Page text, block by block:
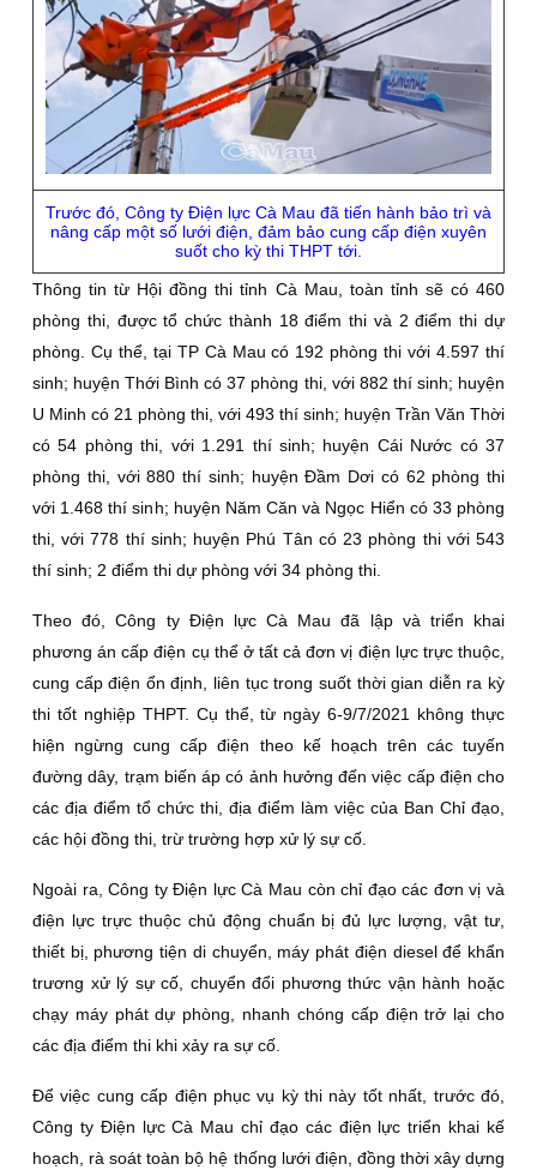
Trước đó, Công ty Ðiện lực Cà Mau đã tiến hành bảo trì và
nâng cấp một số lưới điện, đảm bảo cung cấp điện xuyên
suốt cho kỳ thi THPT tới.
Thông tin từ Hội đồng thi tỉnh Cà Mau, toàn tỉnh sẽ có 460
phòng thi, được tổ chức thành 18 điểm thi và 2 điểm thi dự
phòng. Cụ thể, tại TP Cà Mau có 192 phòng thi với 4.597 thí
sinh; huyện Thới Bình có 37 phòng thi, với 882 thí sinh; huyện
U Minh có 21 phòng thi, với 493 thí sinh; huyện Trần Văn Thời
có 54 phòng thi, với 1.291 thí sinh; huyện Cái Nước có 37
phòng thi, với 880 thí sinh; huyện Ðầm Dơi có 62 phòng thi
với 1.468 thí sinh; huyện Năm Căn và Ngọc Hiển có 33 phòng
thi, với 778 thí sinh; huyện Phú Tân có 23 phòng thi với 543
thí sinh; 2 điểm thi dự phòng với 34 phòng thi.
Theo đó, Công ty Ðiện lực Cà Mau đã lập và triển khai
phương án cấp điện cụ thể ở tất cả đơn vị điện lực trực thuộc,
cung cấp điện ổn định, liên tục trong suốt thời gian diễn ra kỳ
thi tốt nghiệp THPT. Cụ thể, từ ngày 6-9/7/2021 không thực
hiện ngừng cung cấp điện theo kế hoạch trên các tuyến
đường dây, trạm biến áp có ảnh hưởng đến việc cấp điện cho
các địa điểm tổ chức thi, địa điểm làm việc của Ban Chỉ đạo,
các hội đồng thi, trừ trường hợp xử lý sự cố.
Ngoài ra, Công ty Ðiện lực Cà Mau còn chỉ đạo các đơn vị và
điện lực trực thuộc chủ động chuẩn bị đủ lực lượng, vật tư,
thiết bị, phương tiện di chuyển, máy phát điện diesel để khẩn
trương xử lý sự cố, chuyển đổi phương thức vận hành hoặc
chạy máy phát dự phòng, nhanh chóng cấp điện trở lại cho
các địa điểm thi khi xảy ra sự cố.
Ðể việc cung cấp điện phục vụ kỳ thi này tốt nhất, trước đó,
Công ty Ðiện lực Cà Mau chỉ đạo các điện lực triển khai kế
hoạch, rà soát toàn bộ hệ thống lưới điện, đồng thời xây dựng